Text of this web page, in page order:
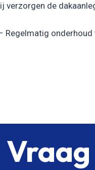
verzorgen de
Regelmatig